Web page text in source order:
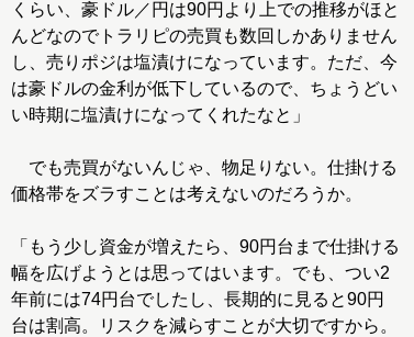
くらい、豪ドル／円は90円より上での推移がほと
んどなのでトラリピの売買も数回しかありません
し、売りポジは塩漬けになっています。ただ、今
は豪ドルの金利が低下しているので、ちょうどい
い時期に塩漬けになってくれたなと」
でも売買がないんじゃ、物足りない。仕掛ける
価格帯をズラすことは考えないのだろうか。
「もう少し資金が増えたら、90円台まで仕掛ける
幅を広げようとは思ってはいます。でも、つい2
年前には74円台でしたし、長期的に見ると90円
台は割高。リスクを減らすことが大切ですから。